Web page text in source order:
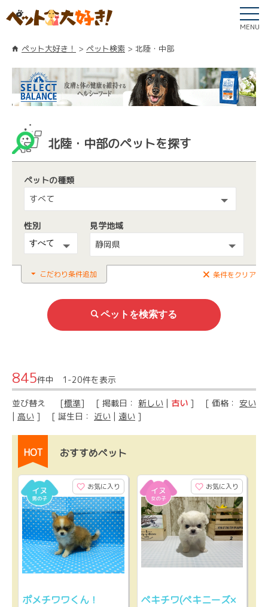
MENU
ペット大好き！ ペット検索 北陸・中部
北陸・中部のペットを探す
ペットの種類
すべて
性別
見学地域
静岡県
こだわり条件追加 条件をクリア
845件中 1-20件を表示
並び替え [標準] [ 掲載日： 新しい | 古い ] [ 価格： 安い
| 高い ] [ 誕生日： 近い | 遠い ]
HOT おすすめペット
お気に入り
ポメチワワくん！
お気に入り
ペキチワ(ペキニーズ×